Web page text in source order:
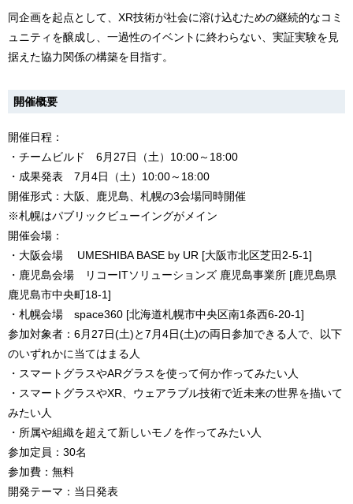
同企画を起点として、XR技術が社会に溶け込むための継続的なコミ
ュニティを醸成し、一過性のイベントに終わらない、実証実験を見
据えた協力関係の構築を目指す。
開催概要
開催日程：
・チームビルド 6月27日（土）10:00～18:00
・成果発表 7月4日（土）10:00～18:00
開催形式：大阪、鹿児島、札幌の3会場同時開催
※札幌はパブリックビューイングがメイン
開催会場：
・大阪会場 UMESHIBA BASE by UR [大阪市北区芝田2-5-1]
・鹿児島会場 リコーITソリューションズ 鹿児島事業所 [鹿児島県
鹿児島市中央町18-1]
・札幌会場 space360 [北海道札幌市中央区南1条西6-20-1]
参加対象者：6月27日(土)と7月4日(土)の両日参加できる人で、以下
のいずれかに当てはまる人
・スマートグラスやARグラスを使って何か作ってみたい人
・スマートグラスやXR、ウェアラブル技術で近未来の世界を描いて
みたい人
・所属や組織を超えて新しいモノを作ってみたい人
参加定員：30名
参加費：無料
開発テーマ：当日発表